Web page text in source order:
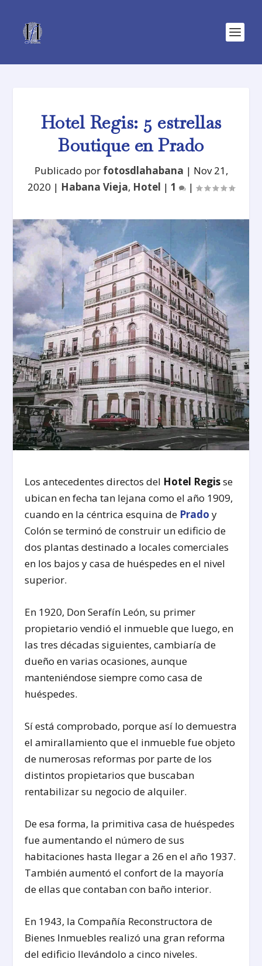
Hotel Regis: 5 estrellas
Boutique en Prado
Publicado por fotosdlahabana | Nov 21,
2020 | Habana Vieja, Hotel | 1 |
Los antecedentes directos del Hotel Regisse
ubican en fecha tan lejana como el año 1909,
cuando en la céntrica esquina de Prado y
Colón se terminó de construir un edificio de
dos plantas destinado a locales comerciales
en los bajos y casa de huéspedes en el nivel
superior.
En 1920, Don Serafín León, su primer
propietario vendió el inmueble que luego, en
las tres décadas siguientes, cambiaría de
dueño en varias ocasiones, aunque
manteniéndose siempre como casa de
huéspedes.
Sí está comprobado, porque así lo demuestra
el amirallamiento que el inmueble fue objeto
de numerosas reformas por parte de los
distintos propietarios que buscaban
rentabilizar su negocio de alquiler.
De esa forma, la primitiva casa de huéspedes
fue aumentando el número de sus
habitaciones hasta llegar a 26 en el año 1937.
También aumentó el confort de la mayoría
de ellas que contaban con baño interior.
En 1943, la Compañía Reconstructora de
Bienes Inmuebles realizó una gran reforma
del edificio llevándolo a cinco niveles.